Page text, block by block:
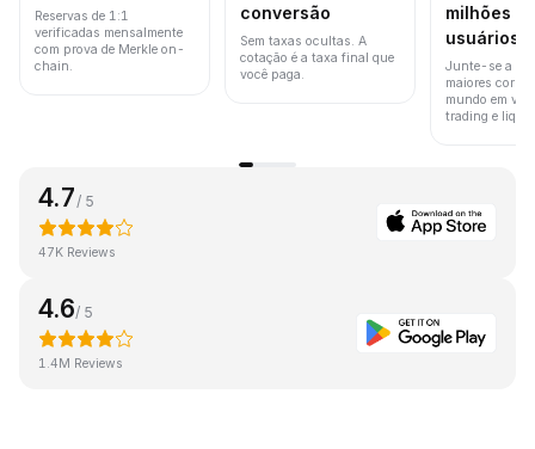
Reservas de 1:1
verificadas mensalmente
com prova de Merkle on-
chain.
conversão
Sem taxas ocultas. A
cotação é a taxa final que
você paga.
milhões
usuários
Junte-se a
maiores
mundo em
trading e
4.7 / 5
47K Reviews
4.6/ 5
1.4M Reviews